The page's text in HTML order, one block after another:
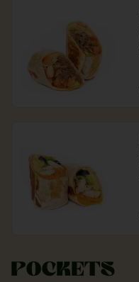
Pockets